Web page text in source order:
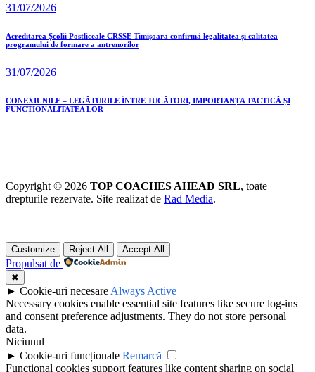
31/07/2026
Acreditarea Școlii Postliceale CRSSE Timișoara confirmă legalitatea și calitatea
programului de formare a antrenorilor
31/07/2026
CONEXIUNILE – LEGĂTURILE ÎNTRE JUCĂTORI, IMPORTANȚA TACTICĂ ȘI
FUNCȚIONALITATEA LOR
Copyright © 2026 TOP COACHES AHEAD SRL, toate
drepturile rezervate. Site realizat de Rad Media.
Customize Reject All Accept All
Propulsat de
✖
► Cookie-uri necesare Always Active
Necessary cookies enable essential site features like secure log-ins
and consent preference adjustments. They do not store personal
data.
Niciunul
► Cookie-uri funcționale Remarcă
Functional cookies support features like content sharing on social